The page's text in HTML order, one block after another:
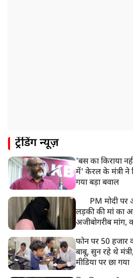
ट्रेंडिंग न्यूज़
'बस का किराया
में' केरल के मंत्री ने
गया बड़ा बवाल
PM मोदी पर
लड़की की मां का
अजीबोगरीब मांग,
फोन पर 50 हजार
बाबू, सुन रहे थे
मीडिया पर छा गया